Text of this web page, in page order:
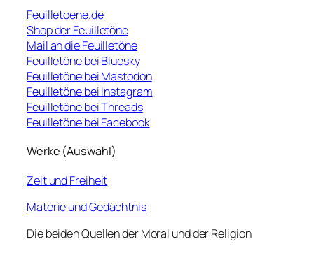
Feuilletoene.de
Shop der Feuilletöne
Mail an die Feuilletöne
Feuilletöne bei Bluesky
Feuilletöne bei Mastodon
Feuilletöne bei Instagram
Feuilletöne bei Threads
Feuilletöne bei Facebook
Werke (Auswahl)
Zeit und Freiheit
Materie und Gedächtnis
Die beiden Quellen der Moral und der Religion